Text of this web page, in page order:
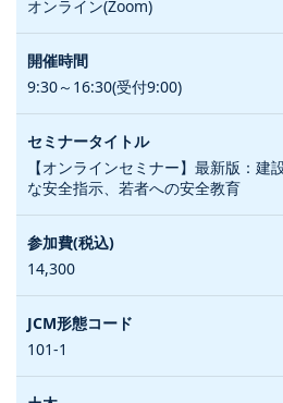
オンライン(Zoom)
9:30～16:30(受付9:00)
【オンラインセミナー】最新版：建
な安全指示、若者への安全教育
14,300
101-1